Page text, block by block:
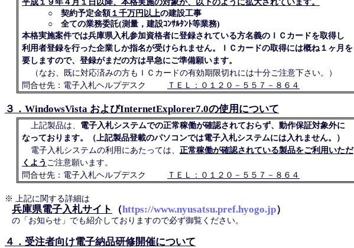
平成１９年４月１日以降、本格実施の対象が、以下のように拡大されています。
○ 契約予定金額 １千万円以上の建設工事
○ 全ての業務委託(測量，建設ｺﾝｻﾙﾀﾝﾄ等業務)
本格実施案件では兵庫県入札参加資格者に登録されている方名義のＩＣカードを取得し
利用者登録を行った企業しか指名が受けられません。ＩＣカードの取得には概ね１ヶ月を
要しますので、登録がまだの方は早急にご準備願います。
（なお、既に対応済みの方もＩＣカードの有効期限切れには十分ご注意下さい。）
問合せ先：電子入札ヘルプデスク
ＴＥＬ：０１２０－５５７－８６４
３．WindowsVista およびInternetExplorer7.0の使用について
上記製品は、 電子入札システムでの正常稼働が確認されておらず、動作保証対象外に
なっております。（上記製品登載のパソコンでは電子入札システムには入れません。）
電子入札システムの利用にあたっては、 正常稼働が確認されている製品をご利用いただ
くよう ご注意願います。
問合せ先：電子入札ヘルプデスク
ＴＥＬ：０１２０－５５７－８６４
※ 上記に関する詳細は
兵庫県電子入札サイト （https://www.nyusatsu.pref.hyogo.jp）
の「お知らせ」でも紹介しておりますので必ず御覧ください。
４．受注者向け電子納品研修開催について